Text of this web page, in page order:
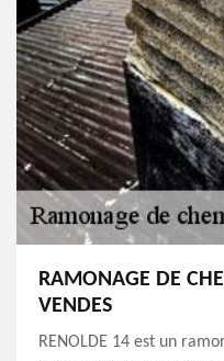
RAMONAGE DE
VENDES
RENOLDE 14 est un